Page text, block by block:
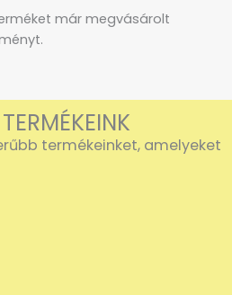
már megvásárolt
termékeinket, amelyeket